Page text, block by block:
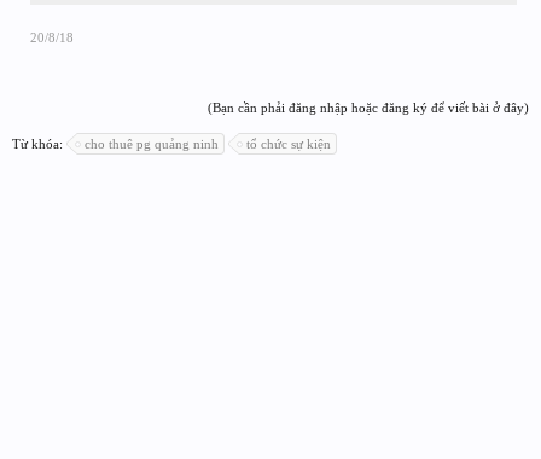
20/8/18
(Bạn cần phải đăng nhập hoặc đăng ký để viết bài ở đây)
Từ khóa: cho thuê pg quảng ninh tổ chức sự kiện